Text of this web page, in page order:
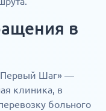
в
Шаг» —
клиника, в
больного